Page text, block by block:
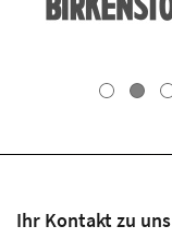
Ihr Kontakt zu uns